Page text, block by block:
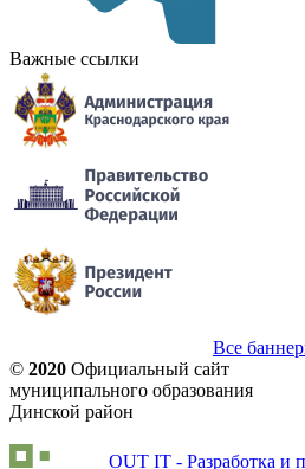
Важные ссылки
Все
© 2020 Официальный сайт
муниципального образования
Динской район
OUT IT - Разработка и